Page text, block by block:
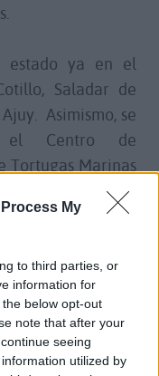
My
to third parties, or
information for
below opt-out
note that after your
seeing
utilized by
estado ya en el
Saladar de
Asimismo, se
el Centro de
Tortugas Marinas
la labor
de este
llegar a la
va a permitir
de proteger el